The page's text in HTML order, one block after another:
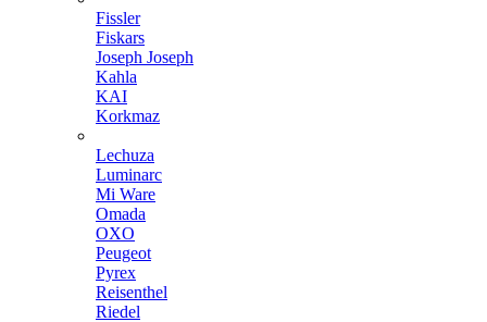
Fissler
Fiskars
Joseph Joseph
Kahla
KAI
Korkmaz
Lechuza
Luminarc
Mi Ware
Omada
OXO
Peugeot
Pyrex
Reisenthel
Riedel